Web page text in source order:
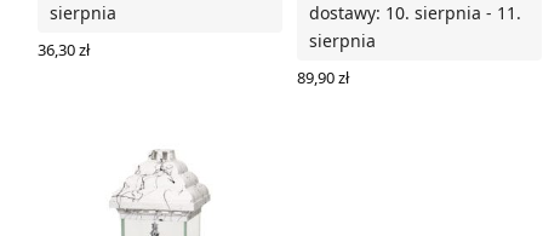
sierpnia
36,30zł
dostawy: 10. sierpnia - 11.
sierpnia
89,90zł